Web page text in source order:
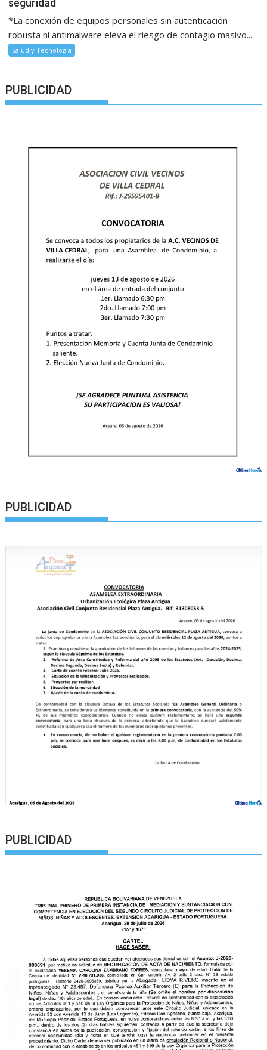
seguridad
*La conexión de equipos personales sin autenticación
robusta ni antimalware eleva el riesgo de contagio masivo...
Salud y Tecnología
PUBLICIDAD
PUBLICIDAD
PUBLICIDAD